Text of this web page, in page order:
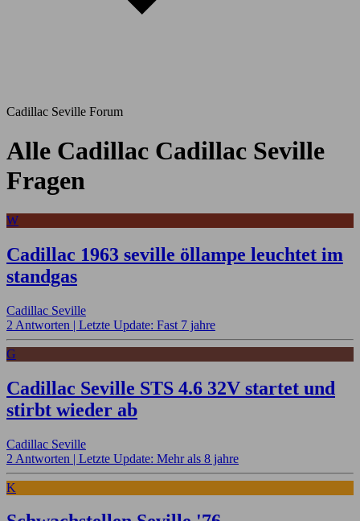
Cadillac Seville Forum
Alle Cadillac Cadillac Seville
Fragen
W
Cadillac 1963 seville öllampe leuchtet im
standgas
Cadillac Seville
2 Antworten | Letzte Update: Fast 7 jahre
G
Cadillac Seville STS 4.6 32V startet und
stirbt wieder ab
Cadillac Seville
2 Antworten | Letzte Update: Mehr als 8 jahre
K